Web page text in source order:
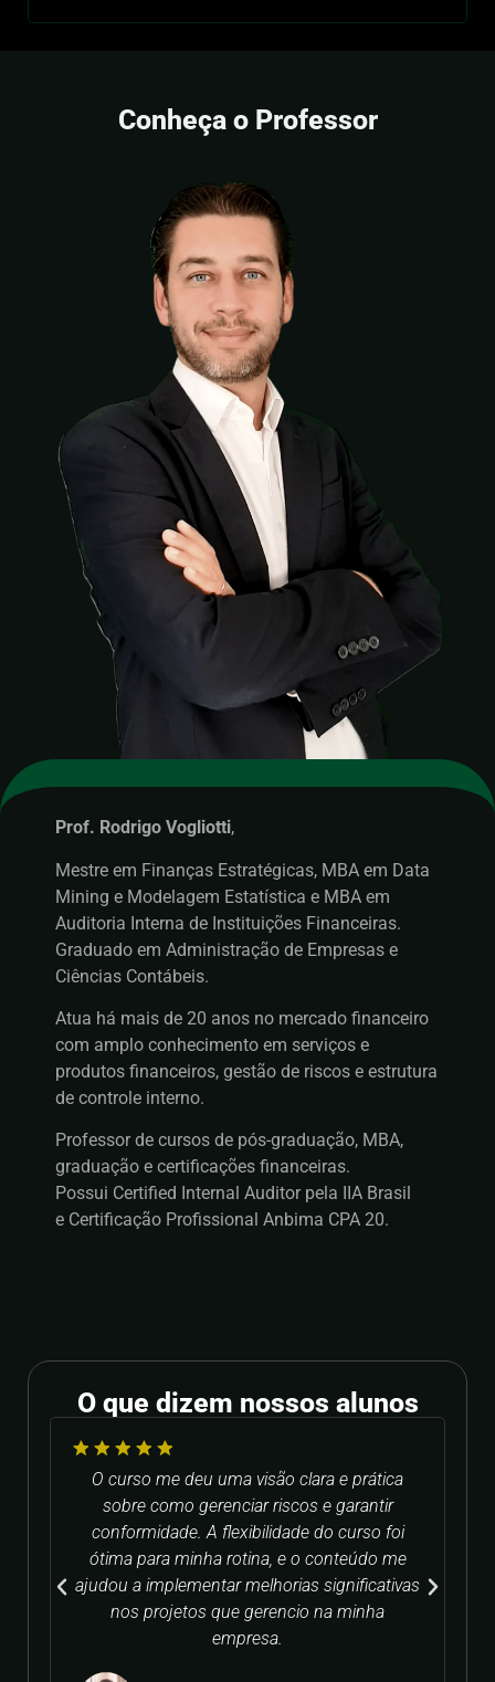
Conheça o Professor
Prof. Rodrigo Vogliotti,
Mestre em Finanças Estratégicas, MBA em Data
Mining e Modelagem Estatística e MBA em
Auditoria Interna de Instituições Financeiras.
Graduado em Administração de Empresas e
Ciências Contábeis.
Atua há mais de 20 anos no mercado financeiro
com amplo conhecimento em serviços e
produtos financeiros, gestão de riscos e estrutura
de controle interno.
Professor de cursos de pós-graduação, MBA,
graduação e certificações financeiras.
Possui Certified Internal Auditor pela IIA Brasil
e Certificação Profissional Anbima CPA 20.
O que dizem nossos alunos
O curso me deu uma visão clara e prática
sobre como gerenciar riscos e garantir
conformidade. A flexibilidade do curso foi
ótima para minha rotina, e o conteúdo me
ajudou a implementar melhorias significativas
nos projetos que gerencio na minha
empresa.